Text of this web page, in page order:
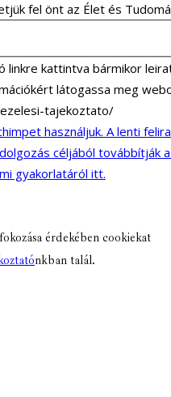
fel önt az Élet és
linkre kattintva bármikor
látogassa meg
tajekoztato/
használjuk. A lenti
céljából továbbítják
gyakorlatáról itt.
érdekében cookiekat
nkban talál.